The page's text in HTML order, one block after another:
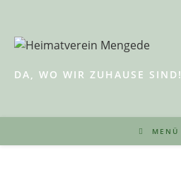
springen
DA, WO WIR ZUHAUSE SIND!
MENÜ